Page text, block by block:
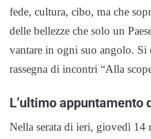
fede, cultura, cibo, ma che
delle bellezze che solo un
vantare in ogni suo angolo. Si
rassegna di incontri “Alla
L’ultimo appuntamento
Nella serata di ieri, giovedì 14